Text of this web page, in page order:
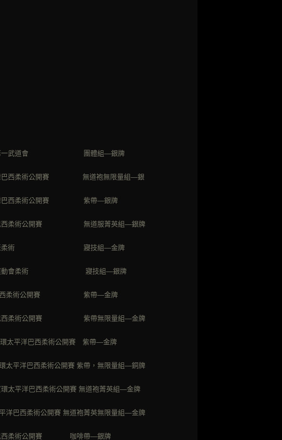
第一武道會 團體組—銀牌
西柔術公開賽 無道袍無限量組—銀
西柔術公開賽 紫帶—銀牌
西柔術公開賽 無道服菁英組—銀牌
總統盃柔術 寢技組—金牌
動會柔術 寢技組—銀牌
西柔術公開賽 紫帶—金牌
西柔術公開賽 紫帶無限量組—金牌
洋巴西柔術公開賽 紫帶—金牌
西柔術公開賽 紫帶，無限量組—銅牌
巴西柔術公開賽 無道袍菁英組—金牌
西柔術公開賽 無道袍菁英無限量組—金牌
巴西柔術公開賽 咖啡帶—銀牌